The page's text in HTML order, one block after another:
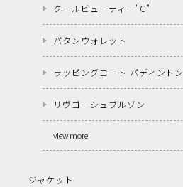
クールビューティー"C"
パタンウォレット
ラッピングコート パディントン
リヴゴーシュブルゾン
view more
ジャケット